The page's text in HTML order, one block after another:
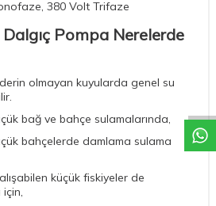
380 Volt Trifaze
Pompa Nerelerde
olmayan kuyularda genel su
bağ ve bahçe sulamalarında,
bahçelerde damlama sulama
küçük fiskiyeler de